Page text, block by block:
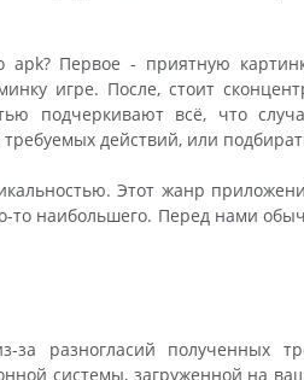
Первое - приятную
игре. После, стоит
подчеркивают всё, что
действий, или
Этот жанр
то наибольшего. Перед нами
разногласий полученных
системы, загруженной на